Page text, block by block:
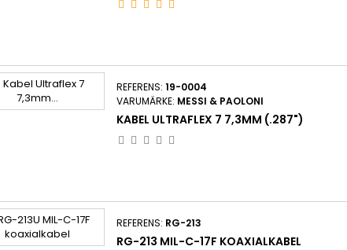
REFERENS: 19-0004
VARUMÄRKE: MESSI & PAOLONI
KABEL ULTRAFLEX 7 7,3MM (.287")
REFERENS: RG-213
RG-213 MIL-C-17F KOAXIALKABEL